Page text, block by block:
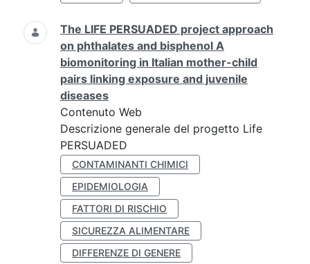
The LIFE PERSUADED project approach
on phthalates and bisphenol A
biomonitoring in Italian mother-child
pairs linking exposure and juvenile
diseases
Contenuto Web
Descrizione generale del progetto Life
PERSUADED
CONTAMINANTI CHIMICI
EPIDEMIOLOGIA
FATTORI DI RISCHIO
SICUREZZA ALIMENTARE
DIFFERENZE DI GENERE